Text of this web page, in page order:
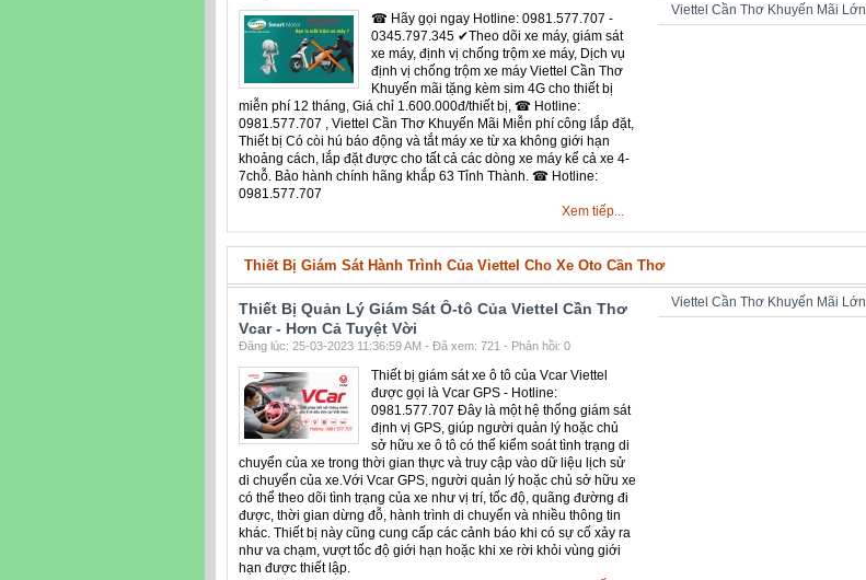
☎ Hãy gọi ngay Hotline: 0981.577.707 -
0345.797.345 ✔Theo dõi xe máy, giám sát
xe máy, định vị chống trộm xe máy, Dịch vụ
định vị chống trộm xe máy Viettel Cần Thơ
Khuyến mãi tặng kèm sim 4G cho thiết bị
miễn phí 12 tháng, Giá chỉ 1.600.000đ/thiết bị, ☎ Hotline:
0981.577.707 , Viettel Cần Thơ Khuyến Mãi Miễn phí công lắp đặt,
Thiết bị Có còi hú báo động và tắt máy xe từ xa không giới hạn
khoảng cách, lắp đặt được cho tất cả các dòng xe máy kể cả xe 4-
7chỗ. Bảo hành chính hãng khắp 63 Tỉnh Thành. ☎ Hotline:
0981.577.707
Xem tiếp...
Viettel Cần Thơ Khuyến Mãi Lớn
Thiết Bị Giám Sát Hành Trình Của Viettel Cho Xe Oto Cần Thơ
Thiết Bị Quản Lý Giám Sát Ô-tô Của Viettel Cần Thơ
Vcar - Hơn Cả Tuyệt Vời
Đăng lúc: 25-03-2023 11:36:59 AM - Đã xem: 721 - Phản hồi: 0
Thiết bị giám sát xe ô tô của Vcar Viettel
được gọi là Vcar GPS - Hotline:
0981.577.707 Đây là một hệ thống giám sát
định vị GPS, giúp người quản lý hoặc chủ
sở hữu xe ô tô có thể kiểm soát tình trạng di
chuyển của xe trong thời gian thực và truy cập vào dữ liệu lịch sử
di chuyển của xe.Với Vcar GPS, người quản lý hoặc chủ sở hữu xe
có thể theo dõi tình trạng của xe như vị trí, tốc độ, quãng đường đi
được, thời gian dừng đỗ, hành trình di chuyển và nhiều thông tin
khác. Thiết bị này cũng cung cấp các cảnh báo khi có sự cố xảy ra
như va chạm, vượt tốc độ giới hạn hoặc khi xe rời khỏi vùng giới
hạn được thiết lập.
Viettel Cần Thơ Khuyến Mãi Lớn